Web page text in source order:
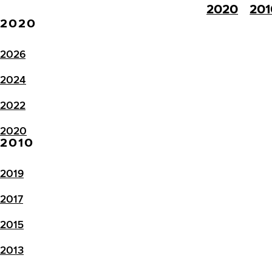
2020
2020
2026
2024
2022
2020
2010
2019
2017
2015
2013